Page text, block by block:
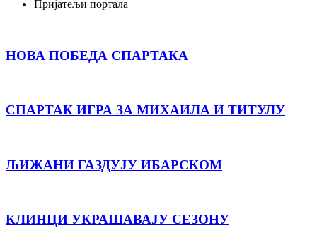
Пријатељи портала
НОВА ПОБЕДА СПАРТАКА
СПАРТАК ИГРА ЗА МИХАИЛА И ТИТУЛУ
ЉИЖАНИ ГАЗДУЈУ ИБАРСКОМ
КЛИНЦИ УКРАШАВАЈУ СЕЗОНУ